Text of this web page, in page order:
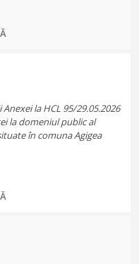
la HCL 95/29.05.2026
la domeniul public al
în comuna Agigea